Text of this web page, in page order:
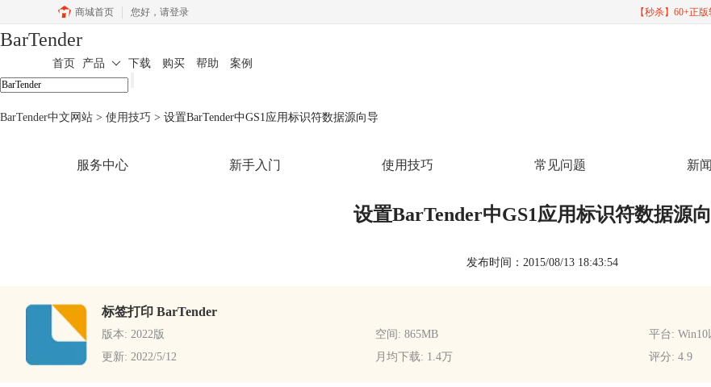
商城首页 您好， 请登录 【秒杀】60+正
BarTender
首页 产品 下载 购买 帮助 案例
BarTender中文网站 > 使用技巧 > 设置BarTender中GS1应用标识符数据源向导
服务中心 新手入门 使用技巧 常见问题 新
设置BarTender中GS1应用标识符数据源
发布时间：2015/08/13 18:43:54
标签打印 BarTender
版本: 2022版 空间: 865MB
平台: Win10
更新: 2022/5/12
月均下载: 1.4万 评分: 4.9